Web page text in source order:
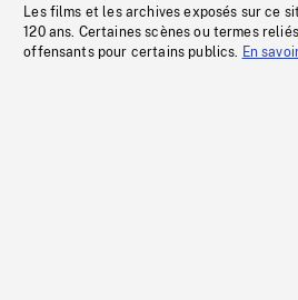
Les films et les archives exposés sur ce
120 ans. Certaines scènes ou termes
offensants pour certains publics. En